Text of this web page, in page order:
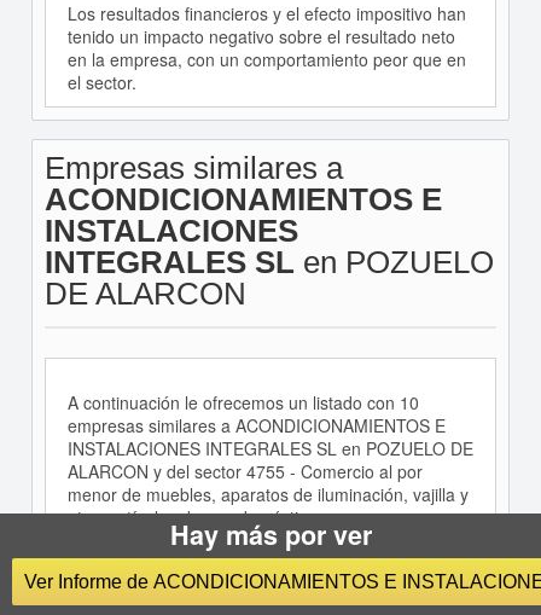
Los resultados financieros y el efecto impositivo han
tenido un impacto negativo sobre el resultado neto
en la empresa, con un comportamiento peor que en
el sector.
Empresas similares a
ACONDICIONAMIENTOS E
INSTALACIONES
INTEGRALES SL en POZUELO
DE ALARCON
A continuación le ofrecemos un listado con 10
empresas similares a ACONDICIONAMIENTOS E
INSTALACIONES INTEGRALES SL en POZUELO DE
ALARCON y del sector 4755 - Comercio al por
menor de muebles, aparatos de iluminación, vajilla y
otros artículos de uso doméstico.
Dirección
CALLE MURILLO, 7,
Hay más por ver
Ver Informe de ACONDICIONAMIENTOS E